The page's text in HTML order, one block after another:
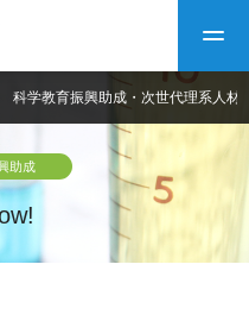
いて
科学教育振興助成・次世代理系人材
助成